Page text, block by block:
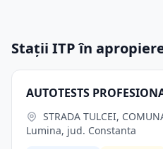
Stații ITP în
AUTOTESTS
Lumina, jud. Constanta